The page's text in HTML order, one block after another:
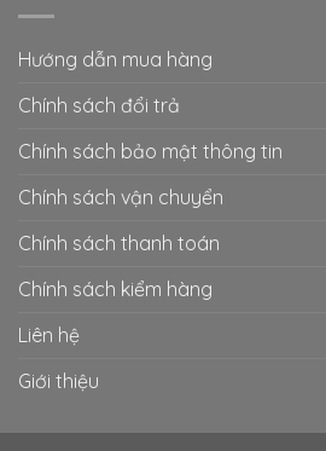
Hướng dẫn mua hàng
Chính sách đổi trả
Chính sách bảo mật thông tin
Chính sách vận chuyển
Chính sách thanh toán
Chính sách kiểm hàng
Liên hệ
Giới thiệu